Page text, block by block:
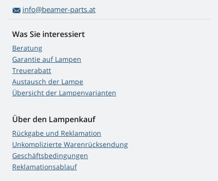
info@beamer-parts.at
Was Sie interessiert
Beratung
Garantie auf Lampen
Treuerabatt
Austausch der Lampe
Übersicht der Lampenvarianten
Über den Lampenkauf
Rückgabe und Reklamation
Unkomplizierte Warenrücksendung
Geschäftsbedingungen
Reklamationsablauf